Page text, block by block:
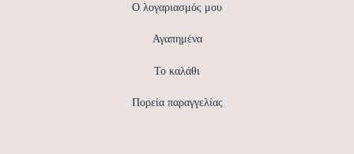
Ο λογαριασμός μου
Αγαπημένα
Το καλάθι
Πορεία παραγγελίας